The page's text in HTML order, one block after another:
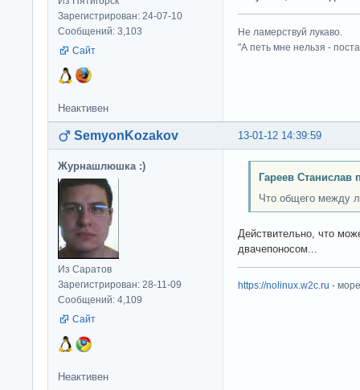
Зарегистрирован: 24-07-10
Сообщений: 3,103
Сайт
Не ламерствуй лукаво.
"А петь мне нельзя -
Неактивен
13-01-12 14:39:59
SemyonKozakov
Журнашлюшка :)
Из Саратов
Зарегистрирован: 28-11-09
Сообщений: 4,109
Сайт
Гареев Станислав
Что общего между
Действительно, что
двачепоносом...
https://nolinux.w2c.ru -
Неактивен